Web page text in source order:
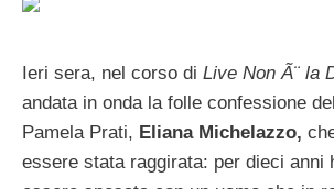
Ieri sera, nel corso di Live Non Ã¨ la
andata in onda la folle confessione
Pamela Prati, Eliana Michelazzo,
essere stata raggirata: per dieci anni